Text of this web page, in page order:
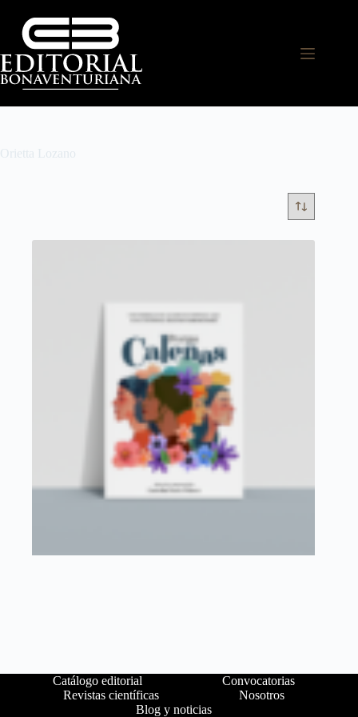
Orietta Lozano
Catálogo editorial
Convocatorias
Revistas científicas
Nosotros
Blog y noticias